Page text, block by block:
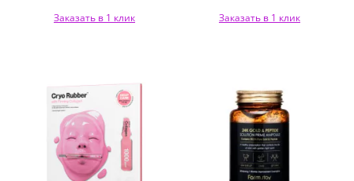
Заказать в 1 клик Заказать в 1 клик